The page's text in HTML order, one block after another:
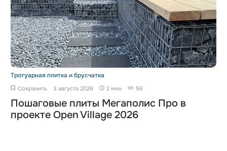
Тротуарная плитка и брусчатка
Сохранить 3 августа 2026 2 мин 56
Пошаговые плиты Мегаполис Про в
проекте Open Village 2026